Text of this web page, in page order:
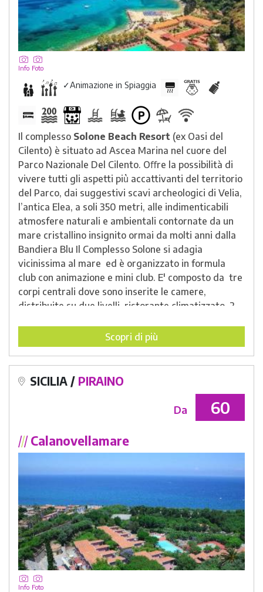
Info Foto
✓Animazione in Spiaggia
Il complesso Solone Beach Resort (ex Oasi del
Cilento) è situato ad Ascea Marina nel cuore del
Parco Nazionale Del Cilento. Oﬀre la possibilità di
vivere tutti gli aspetti più̀ accattivanti del territorio
del Parco, dai suggestivi scavi archeologici di Velia,
l’antica Elea, a soli 350 metri, alle indimenticabili
atmosfere naturali e ambientali contornate da un
mare cristallino insignito ormai da molti anni dalla
Bandiera Blu Il Complesso Solone si adagia
vicinissima al mare ed è organizzato in formula
club con animazione e mini club. E' composto da tre
corpi centrali dove sono inserite le camere,
distribuite su due livelli, ristorante climatizzato, 2
cui il parco giochi del Mini Club La pensione
completa viene svolta con colazione, pranzo e cena
a buffet , servizio pulizia quotidiano e fornitura
Biancheria da bagno e da letto con sostituzione
infra settimanale.
Scopri di più
SICILIA / PIRAINO
Da 60
///Calanovellamare
Info Foto